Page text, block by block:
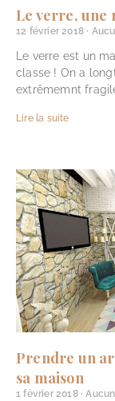
Le verre, une
12 février 2018
Le verre est un
classe ! On a
extrêmemnt
Lire la suite
Prendre un
sa maison
1 février 2018